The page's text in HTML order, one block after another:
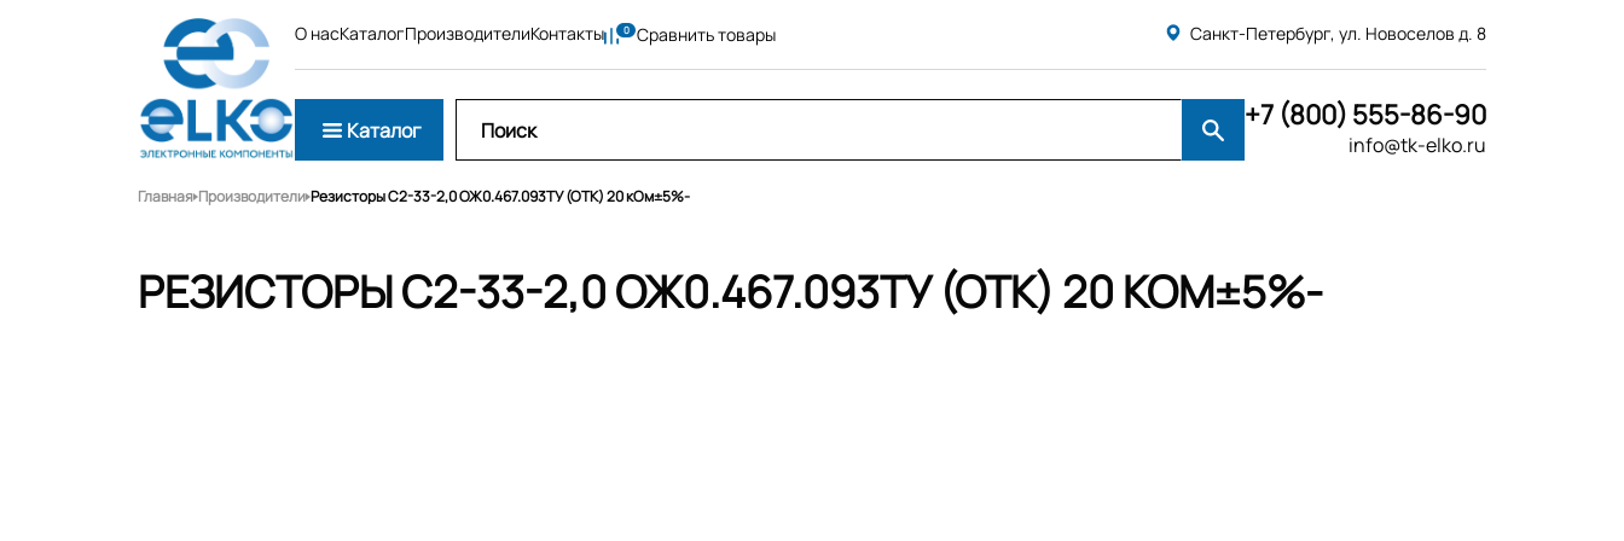
О насКаталогПроизводителиКонтакты Сравнить товары Санкт-Петербург, ул. Новоселов д. 8
Каталог +7 (800) 555-86-90
info@tk-elko.ru
Главная Производители Резисторы С2-33-2,0 ОЖ0.467.093ТУ (ОТК) 20 кОм±5%-
РЕЗИСТОРЫ С2-33-2,0 ОЖ0.467.093ТУ (ОТК) 20 КОМ±5%-